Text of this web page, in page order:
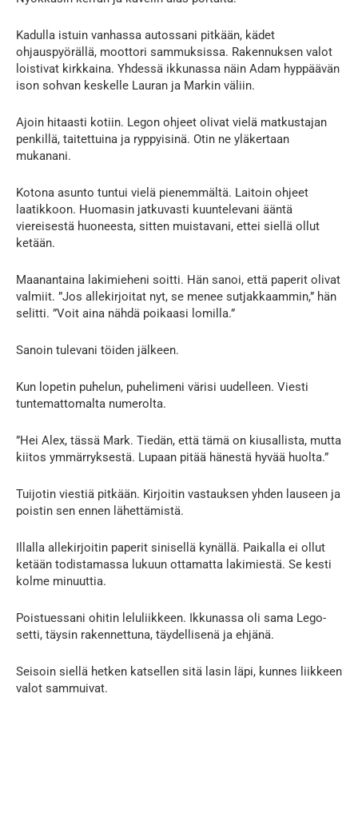
Kadulla istuin vanhassa autossani pitkään, kädet
ohjauspyörällä, moottori sammuksissa. Rakennuksen valot
loistivat kirkkaina. Yhdessä ikkunassa näin Adam hyppäävän
ison sohvan keskelle Lauran ja Markin väliin.
Ajoin hitaasti kotiin. Legon ohjeet olivat vielä matkustajan
penkillä, taitettuina ja ryppyisinä. Otin ne yläkertaan
mukanani.
Kotona asunto tuntui vielä pienemmältä. Laitoin ohjeet
laatikkoon. Huomasin jatkuvasti kuuntelevani ääntä
viereisestä huoneesta, sitten muistavani, ettei siellä ollut
ketään.
Maanantaina lakimieheni soitti. Hän sanoi, että paperit olivat
valmiit. ”Jos allekirjoitat nyt, se menee sutjakkaammin,” hän
selitti. ”Voit aina nähdä poikaasi lomilla.”
Sanoin tulevani töiden jälkeen.
Kun lopetin puhelun, puhelimeni värisi uudelleen. Viesti
tuntemattomalta numerolta.
”Hei Alex, tässä Mark. Tiedän, että tämä on kiusallista, mutta
kiitos ymmärryksestä. Lupaan pitää hänestä hyvää huolta.”
Tuijotin viestiä pitkään. Kirjoitin vastauksen yhden lauseen ja
poistin sen ennen lähettämistä.
Illalla allekirjoitin paperit sinisellä kynällä. Paikalla ei ollut
ketään todistamassa lukuun ottamatta lakimiestä. Se kesti
kolme minuuttia.
Poistuessani ohitin leluliikkeen. Ikkunassa oli sama Lego-
setti, täysin rakennettuna, täydellisenä ja ehjänä.
Seisoin siellä hetken katsellen sitä lasin läpi, kunnes liikkeen
valot sammuivat.